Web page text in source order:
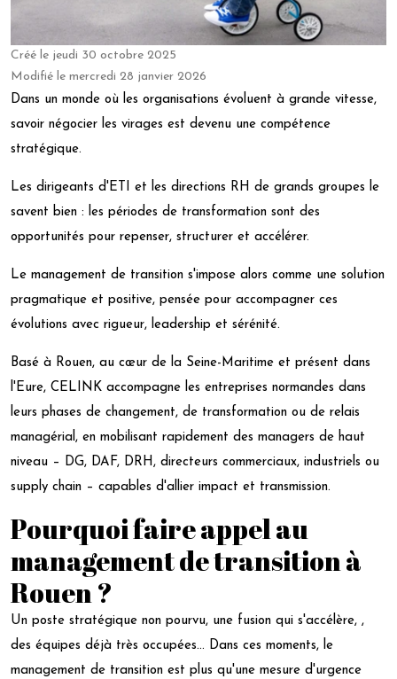
Créé le jeudi 30 octobre 2025
Modifié le mercredi 28 janvier 2026
Dans un monde où les organisations évoluent à grande vitesse,
savoir négocier les virages est devenu une compétence
stratégique.
Les dirigeants d'ETI et les directions RH de grands groupes le
savent bien : les périodes de transformation sont des
opportunités pour repenser, structurer et accélérer.
Le management de transition s'impose alors comme une solution
pragmatique et positive, pensée pour accompagner ces
évolutions avec rigueur, leadership et sérénité.
Basé à Rouen, au cœur de la Seine-Maritime et présent dans
l'Eure, CELINK accompagne les entreprises normandes dans
leurs phases de changement, de transformation ou de relais
managérial, en mobilisant rapidement des managers de haut
niveau – DG, DAF, DRH, directeurs commerciaux, industriels ou
supply chain – capables d'allier impact et transmission.
Pourquoi faire appel au
management de transition à
Rouen ?
Un poste stratégique non pourvu, une fusion qui s'accélère, ,
des équipes déjà très occupées... Dans ces moments, le
management de transition est plus qu'une mesure d'urgence